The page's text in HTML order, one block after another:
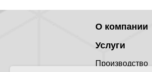
О компании
Услуги
Производство